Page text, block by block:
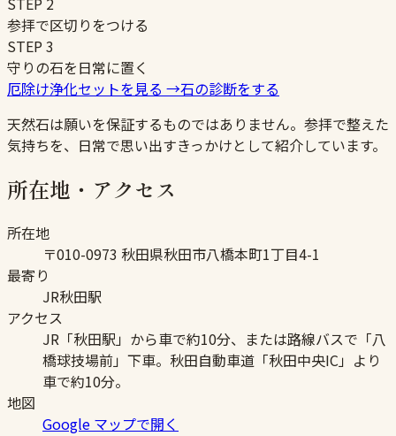
参拝で区切りをつける
STEP3
守りの石を日常に置く
厄除け浄化セットを見る →石の診断をする
天然石は願いを保証するものではありません。参拝で整えた
気持ちを、日常で思い出すきっかけとして紹介しています。
所在地・アクセス
所在地
〒010-0973 秋田県秋田市八橋本町1丁目4-1
最寄り
JR秋田駅
アクセス
JR「秋田駅」から車で約10分、または路線バスで「八
橋球技場前」下車。秋田自動車道「秋田中央IC」より
車で約10分。
地図
Google マップで開く